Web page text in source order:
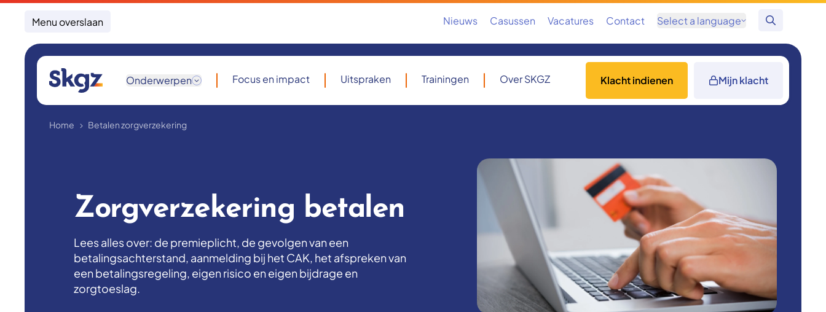
Menu overslaan Nieuws Casussen Vacatures Contact Select a language
Zoeken
Onderwerpen Focus en impact Uitspraken Trainingen Over SKGZ Klacht indienen Mijn klacht
Home Betalen zorgverzekering
Zorgverzekering betalen
Lees alles over: de premieplicht, de gevolgen van een
betalingsachterstand, aanmelding bij het CAK, het afspreken van
een betalingsregeling, eigen risico en eigen bijdrage en
zorgtoeslag.